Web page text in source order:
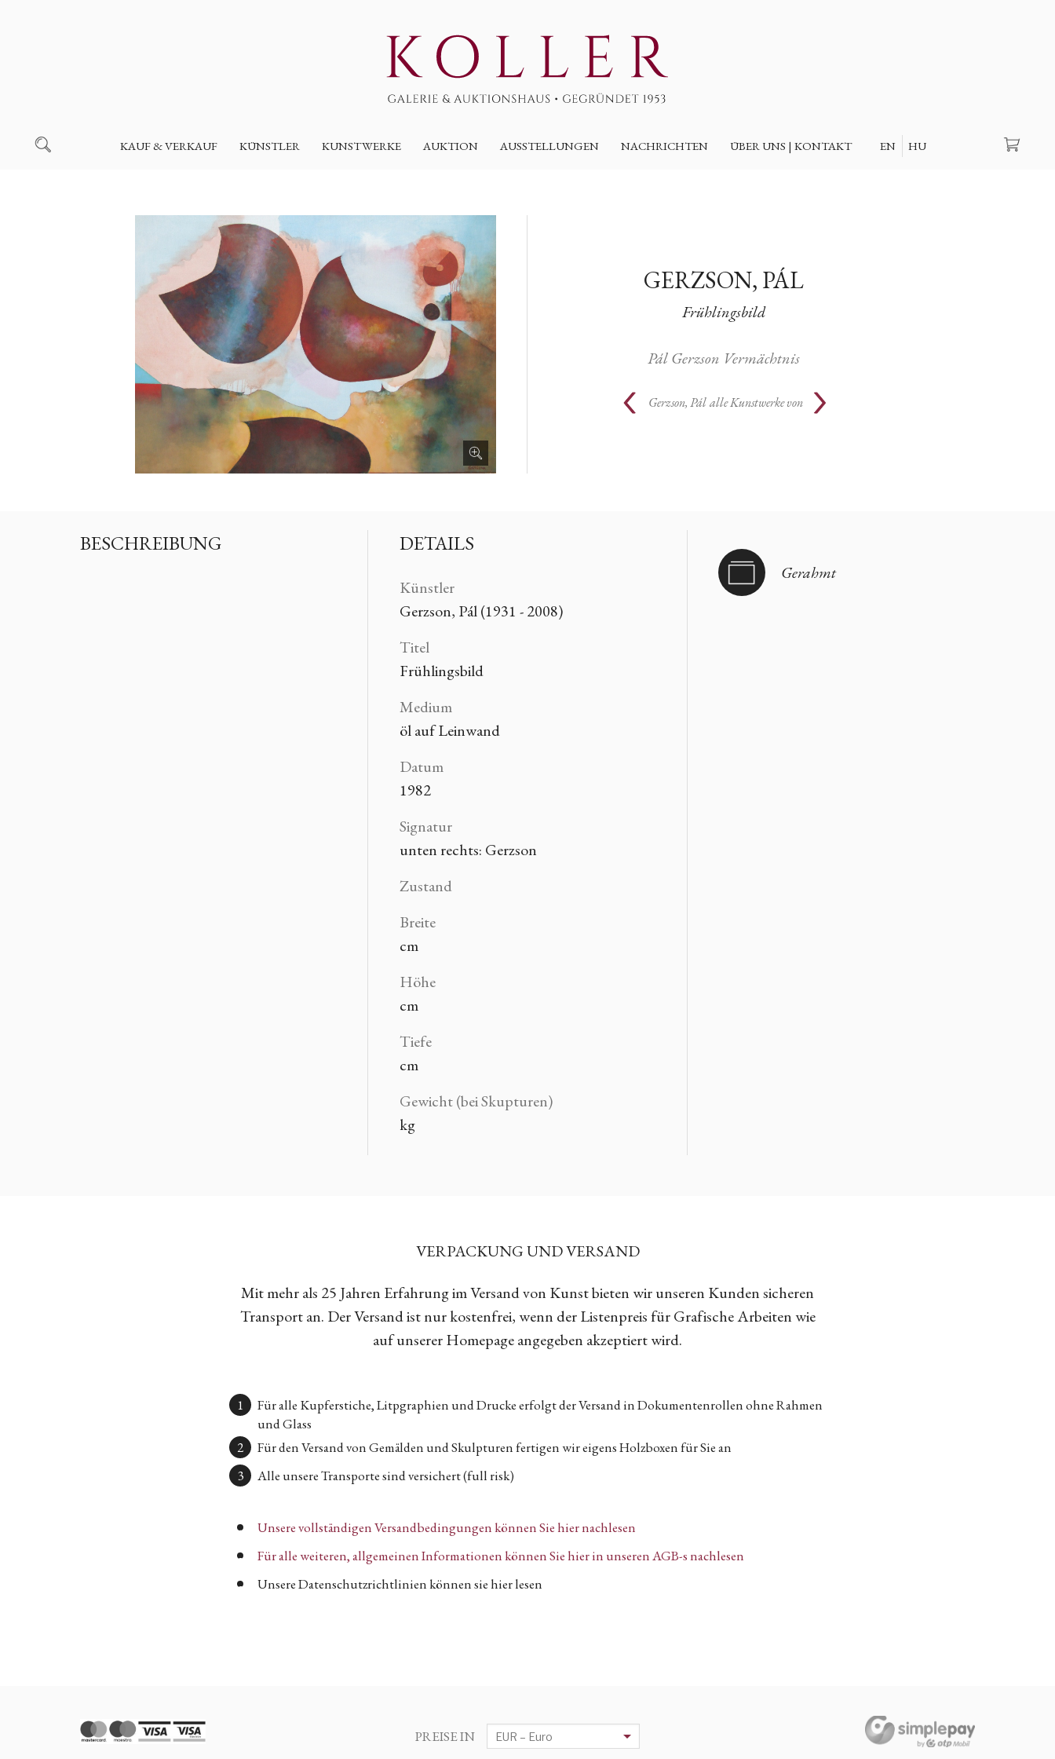
KAUF & VERKAUF KÜNSTLER KUNSTWERKE AUKTION AUSSTELLUNGEN NACHRICHTEN ÜBER UNS | KONTAKT EN HU
GERZSON, PÁL
Frühlingsbild
Pál Gerzson Vermächtnis
Gerzson, Pál alle Kunstwerke von
BESCHREIBUNG DETAILS
Künstler
Gerzson, Pál (1931 - 2008)
Titel
Frühlingsbild
Medium
öl auf Leinwand
Datum
1982
Signatur
unten rechts: Gerzson
Zustand
Breite
cm
Höhe
cm
Tiefe
cm
Gewicht (bei Skupturen)
kg
Gerahmt
VERPACKUNG UND VERSAND
Mit mehr als 25 Jahren Erfahrung im Versand von Kunst bieten wir unseren Kunden sicheren
Transport an. Der Versand ist nur kostenfrei, wenn der Listenpreis für Grafische Arbeiten wie
auf unserer Homepage angegeben akzeptiert wird.
Für alle Kupferstiche, Litpgraphien und Drucke erfolgt der Versand in Dokumentenrollen ohne Rahmen
und Glass
Für den Versand von Gemälden und Skulpturen fertigen wir eigens Holzboxen für Sie an
Alle unsere Transporte sind versichert (full risk)
Unsere vollständigen Versandbedingungen können Sie hier nachlesen
Für alle weiteren, allgemeinen Informationen können Sie hier in unseren AGB-s nachlesen
Unsere Datenschutzrichtlinien können sie hier lesen
PREISE IN